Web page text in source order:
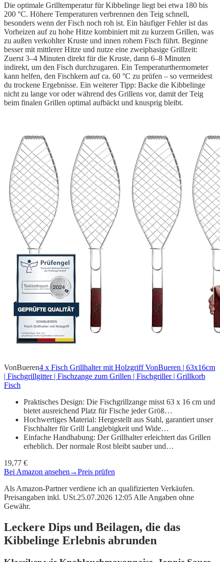
Die optimale Grilltemperatur für Kibbelinge liegt bei etwa 180 bis
200 °C. Höhere Temperaturen verbrennen den Teig schnell,
besonders wenn der Fisch noch roh ist. Ein häufiger Fehler ist das
Vorheizen auf zu hohe Hitze kombiniert mit zu kurzem Grillen, was
zu außen verkohlter Kruste und innen rohem Fisch führt. Beginne
besser mit mittlerer Hitze und nutze eine zweiphasige Grillzeit:
Zuerst 3–4 Minuten direkt für die Kruste, dann 6–8 Minuten
indirekt, um den Fisch durchzugaren. Ein Temperaturthermometer
kann helfen, den Fischkern auf ca. 60 °C zu prüfen – so vermeidest
du trockene Ergebnisse. Ein weiterer Tipp: Backe die Kibbelinge
nicht zu lange vor oder während des Grillens vor, damit der Teig
beim finalen Grillen optimal aufbäckt und knusprig bleibt.
VonBueren4 x Fisch Grillhalter mit Holzgriff VonBueren | 63x16cm
| Fischgrillgitter | Fischzange zum Grillen | Fischgriller | Grillkorb
Fisch
Praktisches Design: Die Fischgrillzange misst 63 x 16 cm und
bietet ausreichend Platz für Fische jeder Größ…
Hochwertiges Material: Hergestellt aus Stahl, garantiert unser
Fischhalter für Grill Langlebigkeit und Wide…
Einfache Handhabung: Der Grillhalter erleichtert das Grillen
erheblich. Der normale Rost bleibt sauber und…
19,77 €
Bei Amazon ansehen →Preis prüfen
Als Amazon-Partner verdiene ich an qualifizierten Verkäufen.
Preisangaben inkl. USt.25.07.2026 12:05 Alle Angaben ohne
Gewähr.
Leckere Dips und Beilagen, die das
Kibbelinge Erlebnis abrunden